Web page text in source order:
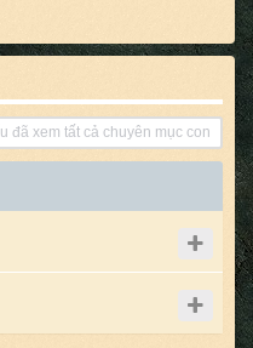
đã xem tất cả chuyên mục con